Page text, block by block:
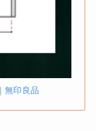
無印良品